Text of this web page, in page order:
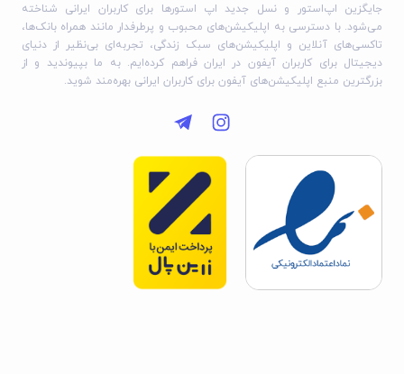
جایگزین اپ‌استور و نسل جدید اپ استورها برای کاربران ایرانی شناخته
می‌شود. با دسترسی به اپلیکیشن‌های محبوب و پرطرفدار مانند همراه بانک‌ها،
تاکسی‌های آنلاین و اپلیکیشن‌های سبک زندگی، تجربه‌ای بی‌نظیر از دنیای
دیجیتال برای کاربران آیفون در ایران فراهم کرده‌ایم. به ما بپیوندید و از
بزرگترین منبع اپلیکیشن‌های آیفون برای کاربران ایرانی بهره‌مند شوید.